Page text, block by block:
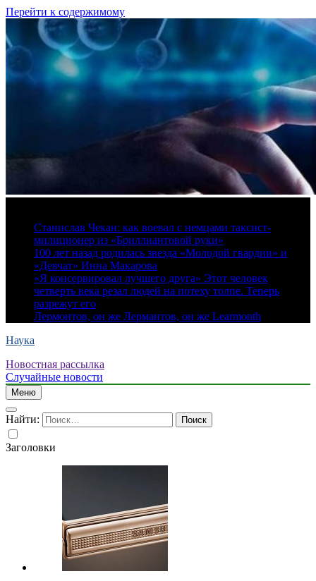
Перейти к содержимому
Станислав Чекан: как воевал с немцами таксист-
милиционер из «Бриллиантовой руки»
100 лет назад родилась звезда «Молодой гвардии» и
«Девчат» Инна Макарова
«Я консервировал лучшего друга» Этот человек
четверть века резал людей на потеху толпе. Теперь
разрежут его
Лермонтов, он же Лермантов, он же Learmonth
Наука
Новостная рассылка
Случайные новости
Меню
Найти:
Заголовки